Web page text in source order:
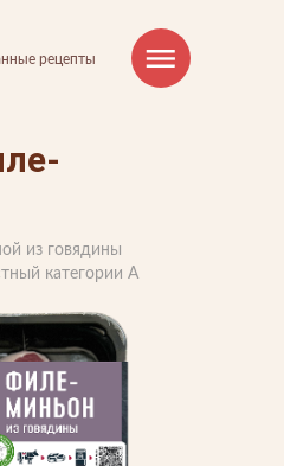
магазин
марки
и хитрости
рецепты
из говядины
категории А